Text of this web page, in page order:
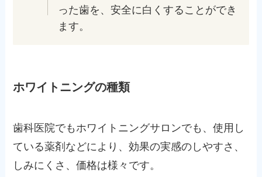
った歯を、安全に白くすることができ
ます。
ホワイトニングの種類
歯科医院でもホワイトニングサロンでも、使用し
ている薬剤などにより、効果の実感のしやすさ、
しみにくさ、価格は様々です。